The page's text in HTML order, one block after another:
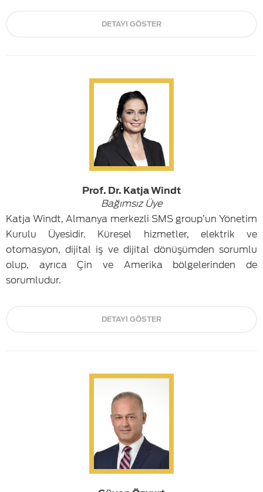
DETAYI GÖSTER
Prof. Dr. Katja Windt
Bağımsız Üye
Katja Windt, Almanya merkezli SMS group’un Yönetim
Kurulu Üyesidir. Küresel hizmetler, elektrik ve
otomasyon, dijital iş ve dijital dönüşümden sorumlu
olup, ayrıca Çin ve Amerika bölgelerinden de
sorumludur.
DETAYI GÖSTER